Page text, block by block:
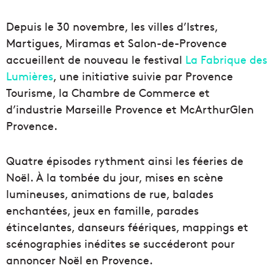
Depuis le 30 novembre, les villes d’Istres,
Martigues, Miramas et Salon-de-Provence
accueillent de nouveau le festival La Fabrique des
Lumières, une initiative suivie par Provence
Tourisme, la Chambre de Commerce et
d’industrie Marseille Provence et McArthurGlen
Provence.
Quatre épisodes rythment ainsi les féeries de
Noël. À la tombée du jour, mises en scène
lumineuses, animations de rue, balades
enchantées, jeux en famille, parades
étincelantes, danseurs féériques, mappings et
scénographies inédites se succéderont pour
annoncer Noël en Provence.